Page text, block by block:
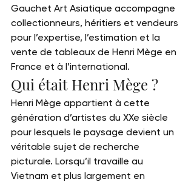
Gauchet Art Asiatique accompagne
collectionneurs, héritiers et vendeurs
pour l’expertise, l’estimation et la
vente de tableaux de Henri Mège en
France et à l’international.
Qui était Henri Mège ?
Henri Mège appartient à cette
génération d’artistes du XXe siècle
pour lesquels le paysage devient un
véritable sujet de recherche
picturale. Lorsqu’il travaille au
Vietnam et plus largement en